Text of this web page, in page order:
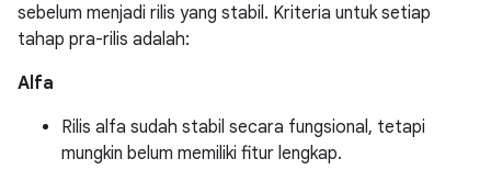
sebelum menjadi rilis yang stabil. Kriteria untuk setiap
tahap pra-rilis adalah:
Alfa
Rilis alfa sudah stabil secara fungsional, tetapi
mungkin belum memiliki fitur lengkap.